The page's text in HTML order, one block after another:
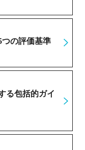
の評価基準
る包括的ガイ